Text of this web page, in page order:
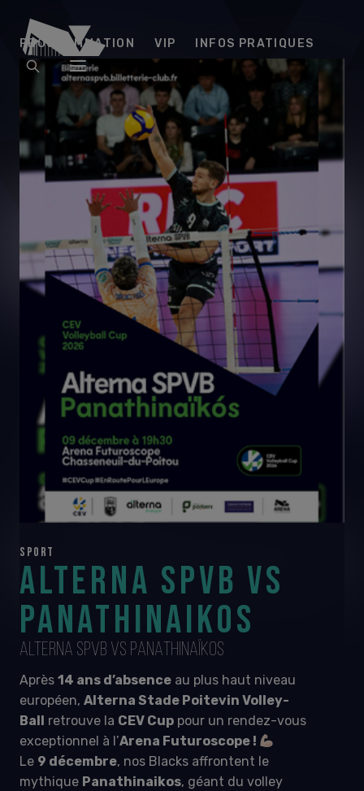
Arena
Futuroscope
PROGRAMMATION VIP INFOS PRATIQUES
SPORT
ALTERNA SPVB VS
PANATHINAIKOS
ALTERNA SPVB VS PANATHINAÏKOS
Après 14 ans d’absence au plus haut niveau
européen, Alterna Stade Poitevin Volley-
Ball
retrouve la CEV Cup pour un rendez-vous
exceptionnel à l’Arena Futuroscope !
Le 9 décembre, nos Blacks affrontent le
mythique Panathinaikos, géant du volley